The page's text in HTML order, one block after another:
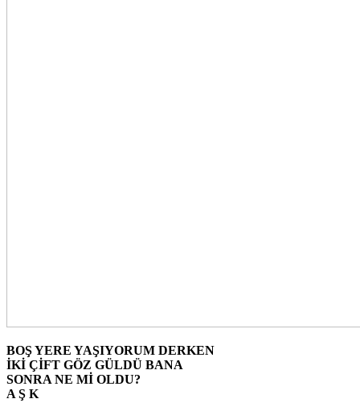
BOŞ YERE YAŞIYORUM DERKEN
İKİ ÇİFT GÖZ GÜLDÜ BANA
SONRA NE Mİ OLDU?
A Ş K